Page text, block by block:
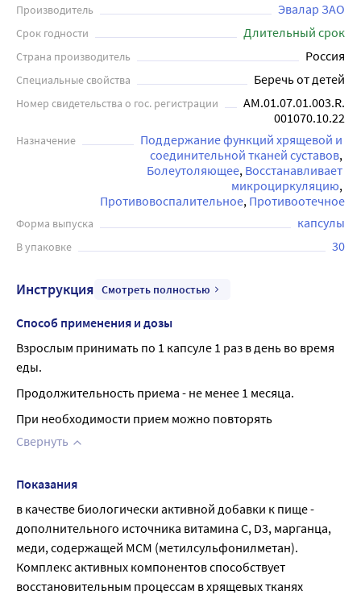
Производитель Эвалар ЗАО
Срок годности Длительный срок
Страна производитель Россия
Специальные свойства Беречь от детей
Номер свидетельства о гос. регистрации
АМ.01.07.01.003.R.
001070.10.22
Назначение
Поддержание функций хрящевой и
соединительной тканей суставов
Болеутоляющее Восстанавливает
микроциркуляцию
Противовоспалительное Противоотечное
Форма выпуска капсулы
В упаковке 30
Инструкция Смотреть полностью
Способ применения и дозы
Взрослым принимать по 1 капсуле 1 раз в день во время
еды.
Продолжительность приема - не менее 1 месяца.
При необходимости прием можно повторять
Свернуть
Показания
в качестве биологически активной добавки к пище -
дополнительного источника витамина С, D3, марганца,
меди, содержащей МСМ (метилсульфонилметан).
Комплекс активных компонентов способствует
восстановительным процессам в хрящевых тканях